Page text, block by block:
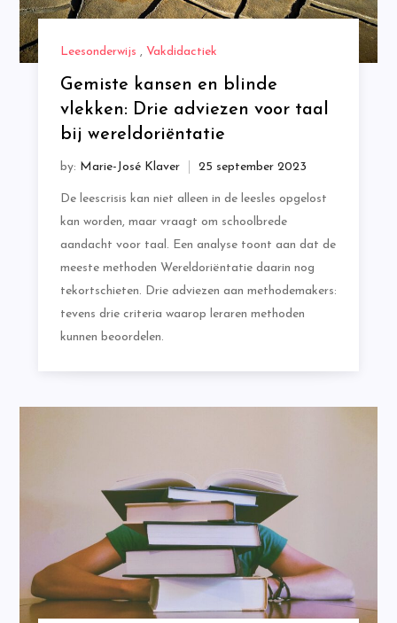
Leesonderwijs , Vakdidactiek
Gemiste kansen en blinde
vlekken: Drie adviezen voor taal
bij wereldoriëntatie
by: Marie-José Klaver
De leescrisis kan niet alleen in de leesles opgelost
kan worden, maar vraagt om schoolbrede
aandacht voor taal. Een analyse toont aan dat de
meeste methoden Wereldoriëntatie daarin nog
tekortschieten. Drie adviezen aan methodemakers:
tevens drie criteria waarop leraren methoden
kunnen beoordelen.